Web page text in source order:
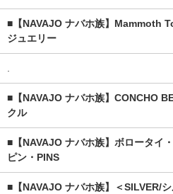
■【NAVAJO ナバホ族】Mammoth
ジュエリー
■【NAVAJO ナバホ族】CONCHO
クル
■【NAVAJO ナバホ族】ボロータイ
ピン・PINS
■【NAVAJO ナバホ族】＜SILVER/